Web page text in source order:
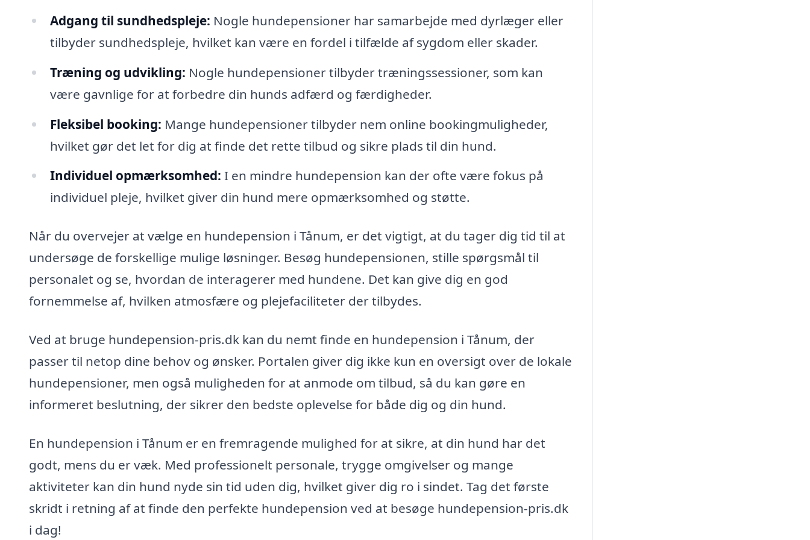
Adgang til sundhedspleje: Nogle hundepensioner har samarbejde med dyrlæger eller
tilbyder sundhedspleje, hvilket kan være en fordel i tilfælde af sygdom eller skader.
Træning og udvikling: Nogle hundepensioner tilbyder træningssessioner, som kan
være gavnlige for at forbedre din hunds adfærd og færdigheder.
Fleksibel booking: Mange hundepensioner tilbyder nem online bookingmuligheder,
hvilket gør det let for dig at finde det rette tilbud og sikre plads til din hund.
Individuel opmærksomhed: I en mindre hundepension kan der ofte være fokus på
individuel pleje, hvilket giver din hund mere opmærksomhed og støtte.
Når du overvejer at vælge en hundepension i Tånum, er det vigtigt, at du tager dig tid til at
undersøge de forskellige mulige løsninger. Besøg hundepensionen, stille spørgsmål til
personalet og se, hvordan de interagerer med hundene. Det kan give dig en god
fornemmelse af, hvilken atmosfære og plejefaciliteter der tilbydes.
Ved at bruge hundepension-pris.dk kan du nemt finde en hundepension i Tånum, der
passer til netop dine behov og ønsker. Portalen giver dig ikke kun en oversigt over de lokale
hundepensioner, men også muligheden for at anmode om tilbud, så du kan gøre en
informeret beslutning, der sikrer den bedste oplevelse for både dig og din hund.
En hundepension i Tånum er en fremragende mulighed for at sikre, at din hund har det
godt, mens du er væk. Med professionelt personale, trygge omgivelser og mange
aktiviteter kan din hund nyde sin tid uden dig, hvilket giver dig ro i sindet. Tag det første
skridt i retning af at finde den perfekte hundepension ved at besøge hundepension-pris.dk
i dag!